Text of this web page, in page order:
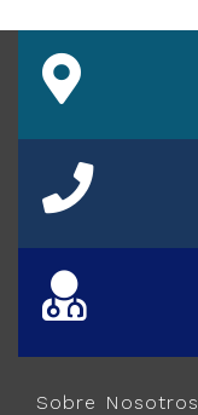
Sobre Nosotros